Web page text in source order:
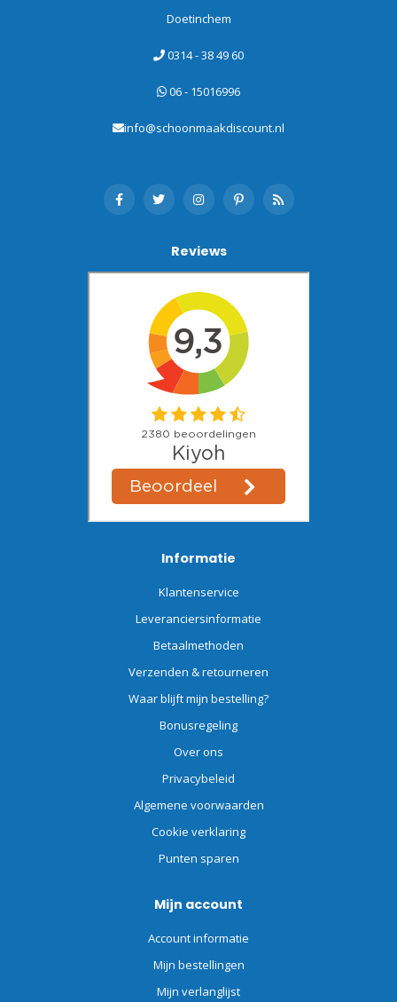
Doetinchem
0314 - 38 49 60
06 - 15016996
info@schoonmaakdiscount.nl
Reviews
Informatie
Klantenservice
Leveranciersinformatie
Betaalmethoden
Verzenden & retourneren
Waar blijft mijn bestelling?
Bonusregeling
Over ons
Privacybeleid
Algemene voorwaarden
Cookie verklaring
Punten sparen
Mijn account
Account informatie
Mijn bestellingen
Mijn verlanglijst